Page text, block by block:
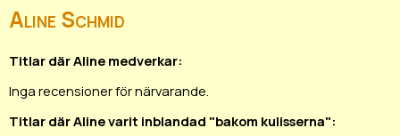
Aline Schmid
Titlar där Aline medverkar:
Inga recensioner för närvarande.
Titlar där Aline varit inblandad "bakom kulisserna":